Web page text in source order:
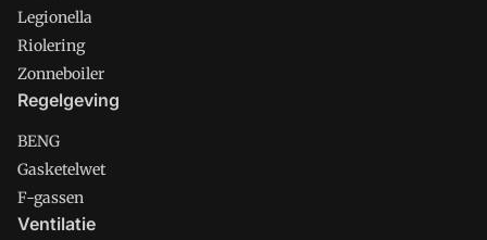
Legionella
Riolering
Zonneboiler
Regelgeving
BENG
Gasketelwet
F-gassen
Ventilatie